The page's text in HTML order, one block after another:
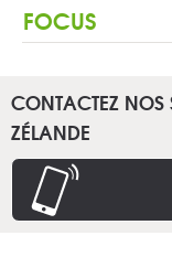
FOCUS
CONTACTEZ NOS
ZÉLANDE